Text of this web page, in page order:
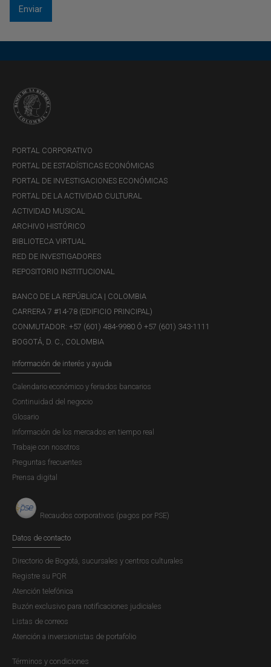
PORTAL CORPORATIVO
PORTAL DE ESTADÍSTICAS ECONÓMICAS
PORTAL DE INVESTIGACIONES ECONÓMICAS
PORTAL DE LA ACTIVIDAD CULTURAL
ACTIVIDAD MUSICAL
ARCHIVO HISTÓRICO
BIBLIOTECA VIRTUAL
RED DE INVESTIGADORES
REPOSITORIO INSTITUCIONAL
BANCO DE LA REPÚBLICA | COLOMBIA
CARRERA 7 #14-78 (EDIFICIO PRINCIPAL)
CONMUTADOR: +57 (601) 484-9980 Ó +57 (601) 343-1111
BOGOTÁ, D. C., COLOMBIA
Información de interés y ayuda
Calendario económico y feriados bancarios
Continuidad del negocio
Glosario
Información de los mercados en tiempo real
Trabaje con nosotros
Preguntas frecuentes
Prensa digital
Recaudos corporativos (pagos por PSE)
Datos de contacto
Directorio de Bogotá, sucursales y centros culturales
Registre su PQR
Atención telefónica
Buzón exclusivo para notificaciones judiciales
Listas de correos
Atención a inversionistas de portafolio
Términos y condiciones